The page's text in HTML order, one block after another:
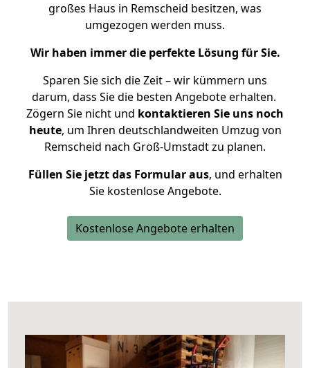
großes Haus in Remscheid besitzen, was
umgezogen werden muss.
Wir haben immer die perfekte Lösung für Sie.
Sparen Sie sich die Zeit – wir kümmern uns
darum, dass Sie die besten Angebote erhalten.
Zögern Sie nicht und kontaktieren Sie uns noch
heute, um Ihren deutschlandweiten Umzug von
Remscheid nach Groß-Umstadt zu planen.
Füllen Sie jetzt das Formular aus, und erhalten
Sie kostenlose Angebote.
Kostenlose Angebote erhalten